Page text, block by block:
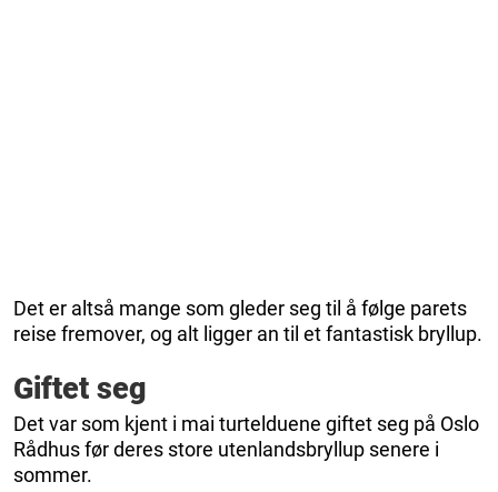
Det er altså mange som gleder seg til å følge parets
reise fremover, og alt ligger an til et fantastisk bryllup.
Giftet seg
Det var som kjent i mai turtelduene giftet seg på Oslo
Rådhus før deres store utenlandsbryllup senere i
sommer.